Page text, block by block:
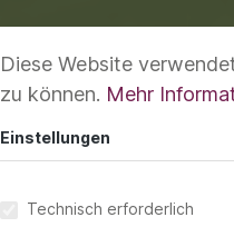
Diese Website
zu können. Mehr
Einstellungen
Technisch erforderlich